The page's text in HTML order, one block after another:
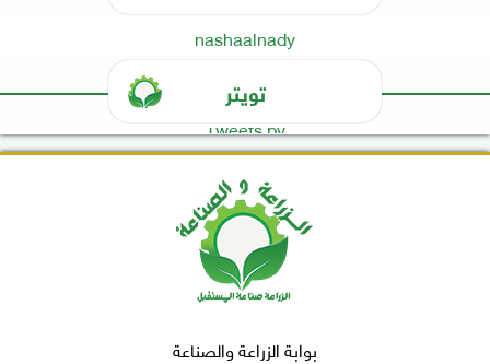
nashaalnady
تويتر
Tweets by
بوابة الزراعة والصناعة